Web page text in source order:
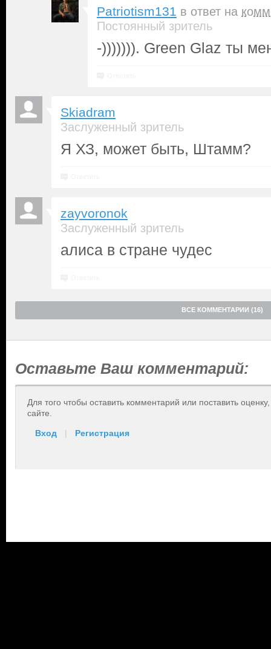
Patriotism131 в ответ на
Постоянный зритель
-))))))). Green Glaz ты
Skiadram
Заслуженный зритель
Я ХЗ, может быть, Штамм?
zayvoronok
Заслуженный зритель
алиса в стране чудес
ВСЕ КОММЕНТАРИИ (16)
Оставьте Ваш комментарий:
Для того чтобы оставить комментарий или поставить
сайте.
Вход | Регистрация